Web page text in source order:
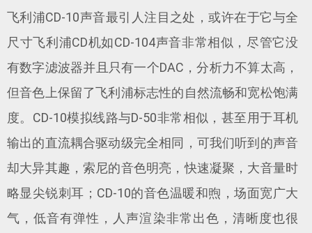
飞利浦CD-10声音最引人注目之处，或许在于它与全
尺寸飞利浦CD机如CD-104声音非常相似，尽管它没
有数字滤波器并且只有一个DAC，分析力不算太高，
但音色上保留了飞利浦标志性的自然流畅和宽松饱满
度。CD-10模拟线路与D-50非常相似，甚至用于耳机
输出的直流耦合驱动级完全相同，可我们听到的声音
却大异其趣，索尼的音色明亮，快速凝聚，大音量时
略显尖锐刺耳；CD-10的音色温暖和煦，场面宽广大
气，低音有弹性，人声渲染非常出色，清晰度也很